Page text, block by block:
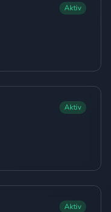
Aktiv
Aktiv
Aktiv